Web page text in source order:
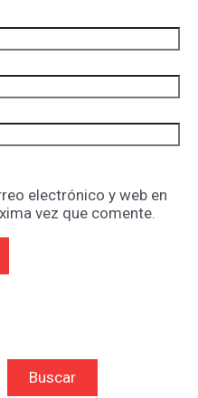
electrónico y web en
vez que comente.
Buscar